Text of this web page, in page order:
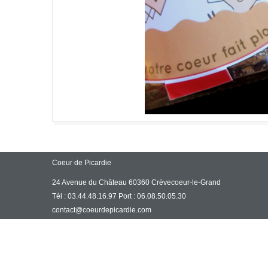
Coeur de Picardie
24 Avenue du Château 60360 Crèvecoeur-le-Grand
Tél : 03.44.48.16.97 Port : 06.08.50.05.30
contact@coeurdepicardie.com